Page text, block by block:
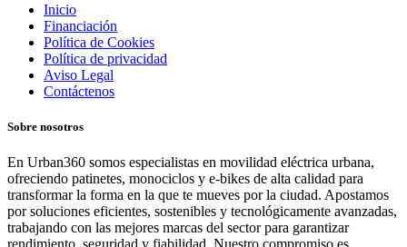
Inicio
Financiación
Política de Cookies
Política de privacidad
Aviso Legal
Contáctenos
Sobre nosotros
En Urban360 somos especialistas en movilidad eléctrica urbana,
ofreciendo patinetes, monociclos y e-bikes de alta calidad para
transformar la forma en la que te mueves por la ciudad. Apostamos
por soluciones eficientes, sostenibles y tecnológicamente avanzadas,
trabajando con las mejores marcas del sector para garantizar